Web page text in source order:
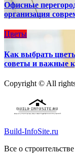
Офисные
организация
Цветы
Как выбрать
советы и важные
Copyright © All
Build-InfoSite.ru
Все о